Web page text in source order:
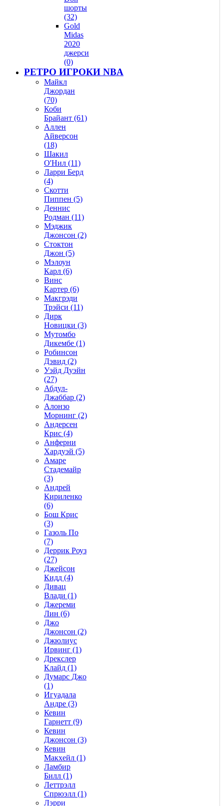
шорты
(32)
Gold
Midas
2020
джерси
(0)
РЕТРО ИГРОКИ NBA
Майкл
Джордан
(70)
Коби
Брайант (61)
Аллен
Айверсон
(18)
Шакил
О'Нил (11)
Ларри Берд
(4)
Скотти
Пиппен (5)
Деннис
Родман (11)
Мэджик
Джонсон (2)
Стоктон
Джон (5)
Мэлоун
Карл (6)
Винс
Картер (6)
Макгрэди
Трэйси (11)
Дирк
Новицки (3)
Мутомбо
Дикембе (1)
Робинсон
Дэвид (2)
Уэйд Дуэйн
(27)
Абдул-
Джаббар (2)
Алонзо
Морнинг (2)
Андерсен
Крис (4)
Анферни
Xардуэй (5)
Амаре
Стадемайр
(3)
Андрей
Кириленко
(6)
Бош Крис
(3)
Газоль По
(7)
Деррик Роуз
(27)
Джейсон
Кидд (4)
Дивац
Влади (1)
Джереми
Лин (6)
Джо
Джонсон (2)
Джюлиус
Ирвинг (1)
Дрекслер
Клайд (1)
Думарс Джо
(1)
Игуадала
Андре (3)
Кевин
Гарнетт (9)
Кевин
Джонсон (3)
Кевин
Макхейл (1)
Ламбир
Билл (1)
Леттрэлл
Спрюэлл (1)
Лэрри